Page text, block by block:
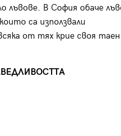
лъвове. В София обаче
са използвали
от тях крие своя таен